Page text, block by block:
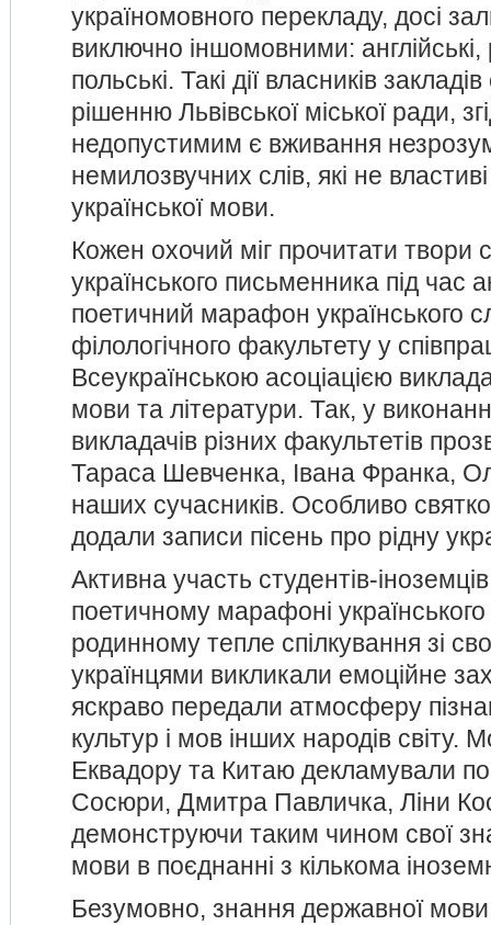
україномовного перекладу, досі
виключно іншомовними: англійські,
польські. Такі дії власників
рішенню Львівської міської ради,
недопустимим є вживання
немилозвучних слів, які не
української мови.
Кожен охочий міг прочитати твори
українського письменника під час
поетичний марафон українського
філологічного факультету у
Всеукраїнською асоціацією
мови та літератури. Так, у
викладачів різних факультетів
Тараса Шевченка, Івана Франка,
наших сучасників. Особливо
додали записи пісень про рідну
Активна участь студентів-
поетичному марафоні
родинному тепле спілкування зі
українцями викликали емоційне
яскраво передали атмосферу
культур і мов інших народів світу.
Еквадору та Китаю декламували
Сосюри, Дмитра Павличка, Ліни
демонструючи таким чином свої
мови в поєднанні з кількома
Безумовно, знання державної